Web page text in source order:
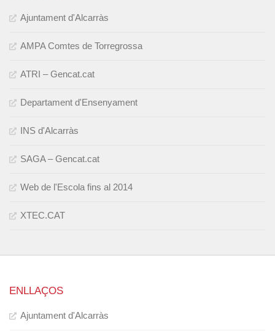
Ajuntament d'Alcarràs
AMPA Comtes de Torregrossa
ATRI – Gencat.cat
Departament d'Ensenyament
INS d'Alcarràs
SAGA – Gencat.cat
Web de l'Escola fins al 2014
XTEC.CAT
ENLLAÇOS
Ajuntament d'Alcarràs